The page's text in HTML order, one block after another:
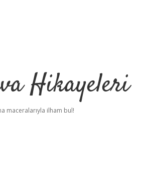
Hikayeleri
maceralarıyla ilham bul!